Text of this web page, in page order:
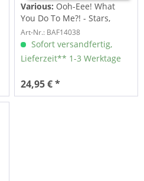
Various: Ooh-Eee! What
You Do To Me?! - Stars,
Inc....
Art-Nr.: BAF14038
Sofort versandfertig,
Lieferzeit** 1-3 Werktage
24,95 € *